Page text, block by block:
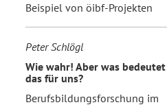
Beispiel von öibf-Projekten
Peter Schlögl
Wie wahr! Aber was bedeutet
das für uns?
Berufsbildungsforschung im